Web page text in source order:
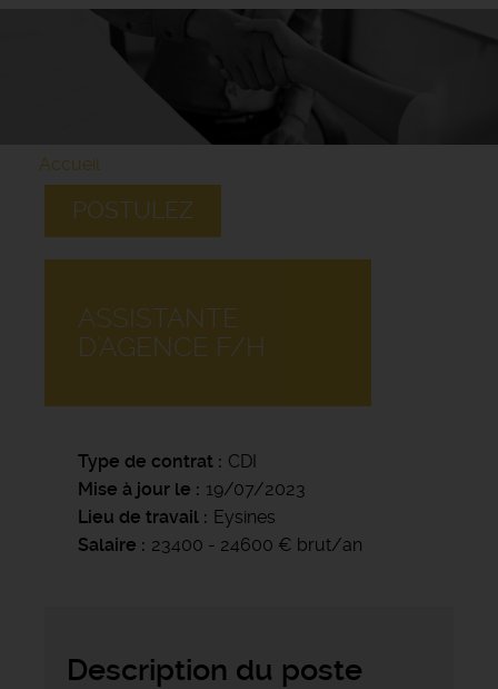
Accueil
POSTULEZ
ASSISTANTE
D'AGENCE F/H
Type de contrat
CDI
Mise à jour le
19/07/2023
Lieu de travail
Eysines
Salaire
23400 - 24600 € brut/an
Description du poste